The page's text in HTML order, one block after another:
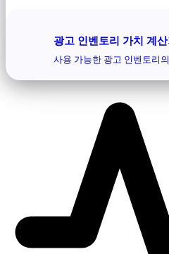
광고 인벤토리 가치 계산
사용 가능한 광고 인벤토리